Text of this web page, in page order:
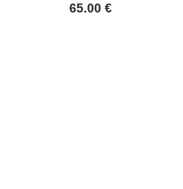
65.00 €